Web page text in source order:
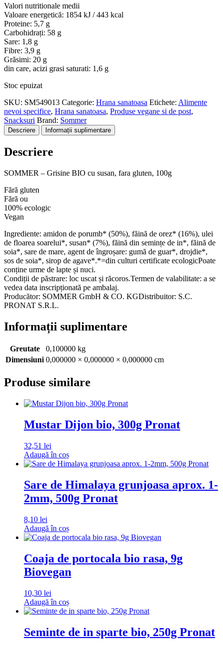
Valori nutritionale medii
Valoare energetică: 1854 kJ / 443 kcal
Proteine: 5,7 g
Carbohidrați: 58 g
Sare: 1,8 g
Fibre: 3,9 g
Grăsimi: 20 g
din care, acizi grasi saturati: 1,6 g
Stoc epuizat
SKU: SM549013 Categorie: Hrana sanatoasa Etichete: Alimente
nevoi specifice, Hrana sanatoasa, Produse vegane si de post,
Snacksuri Brand: Sommer
Descriere Informații suplimentare
Descriere
SOMMER – Grisine BIO cu susan, fara gluten, 100g
Fără gluten
Fără ou
100% ecologic
Vegan
Ingrediente: amidon de porumb* (50%), făină de orez* (16%), ulei
de floarea soarelui*, susan* (7%), făină din semințe de in*, făină de
soia*, sare de mare, agent de îngroșare: gumă de guar*, drojdie*,
sos de soia*, sirop de agave*.*=din culturi certificate ecologicPoate
conține urme de lapte și nuci.
Condiții de păstrare: loc uscat și răcoros.Termen de valabilitate: a se
vedea data inscripționată pe ambalaj.
Producător: SOMMER GmbH & CO. KGDistribuitor: S.C.
PRONAT S.R.L.
Informații suplimentare
Greutate
0,100000 kg
Dimensiuni 0,000000 × 0,000000 × 0,000000 cm
Produse similare
Mustar Dijon bio, 300g Pronat
32,51 lei
Adaugă în coș
Sare de Himalaya grunjoasa aprox. 1-
2mm, 500g Pronat
8,10 lei
Adaugă în coș
Coaja de portocala bio rasa, 9g
Biovegan
10,30 lei
Adaugă în coș
Seminte de in sparte bio, 250g Pronat